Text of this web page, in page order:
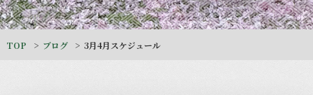
TOP ブログ 3月4月スケジュール